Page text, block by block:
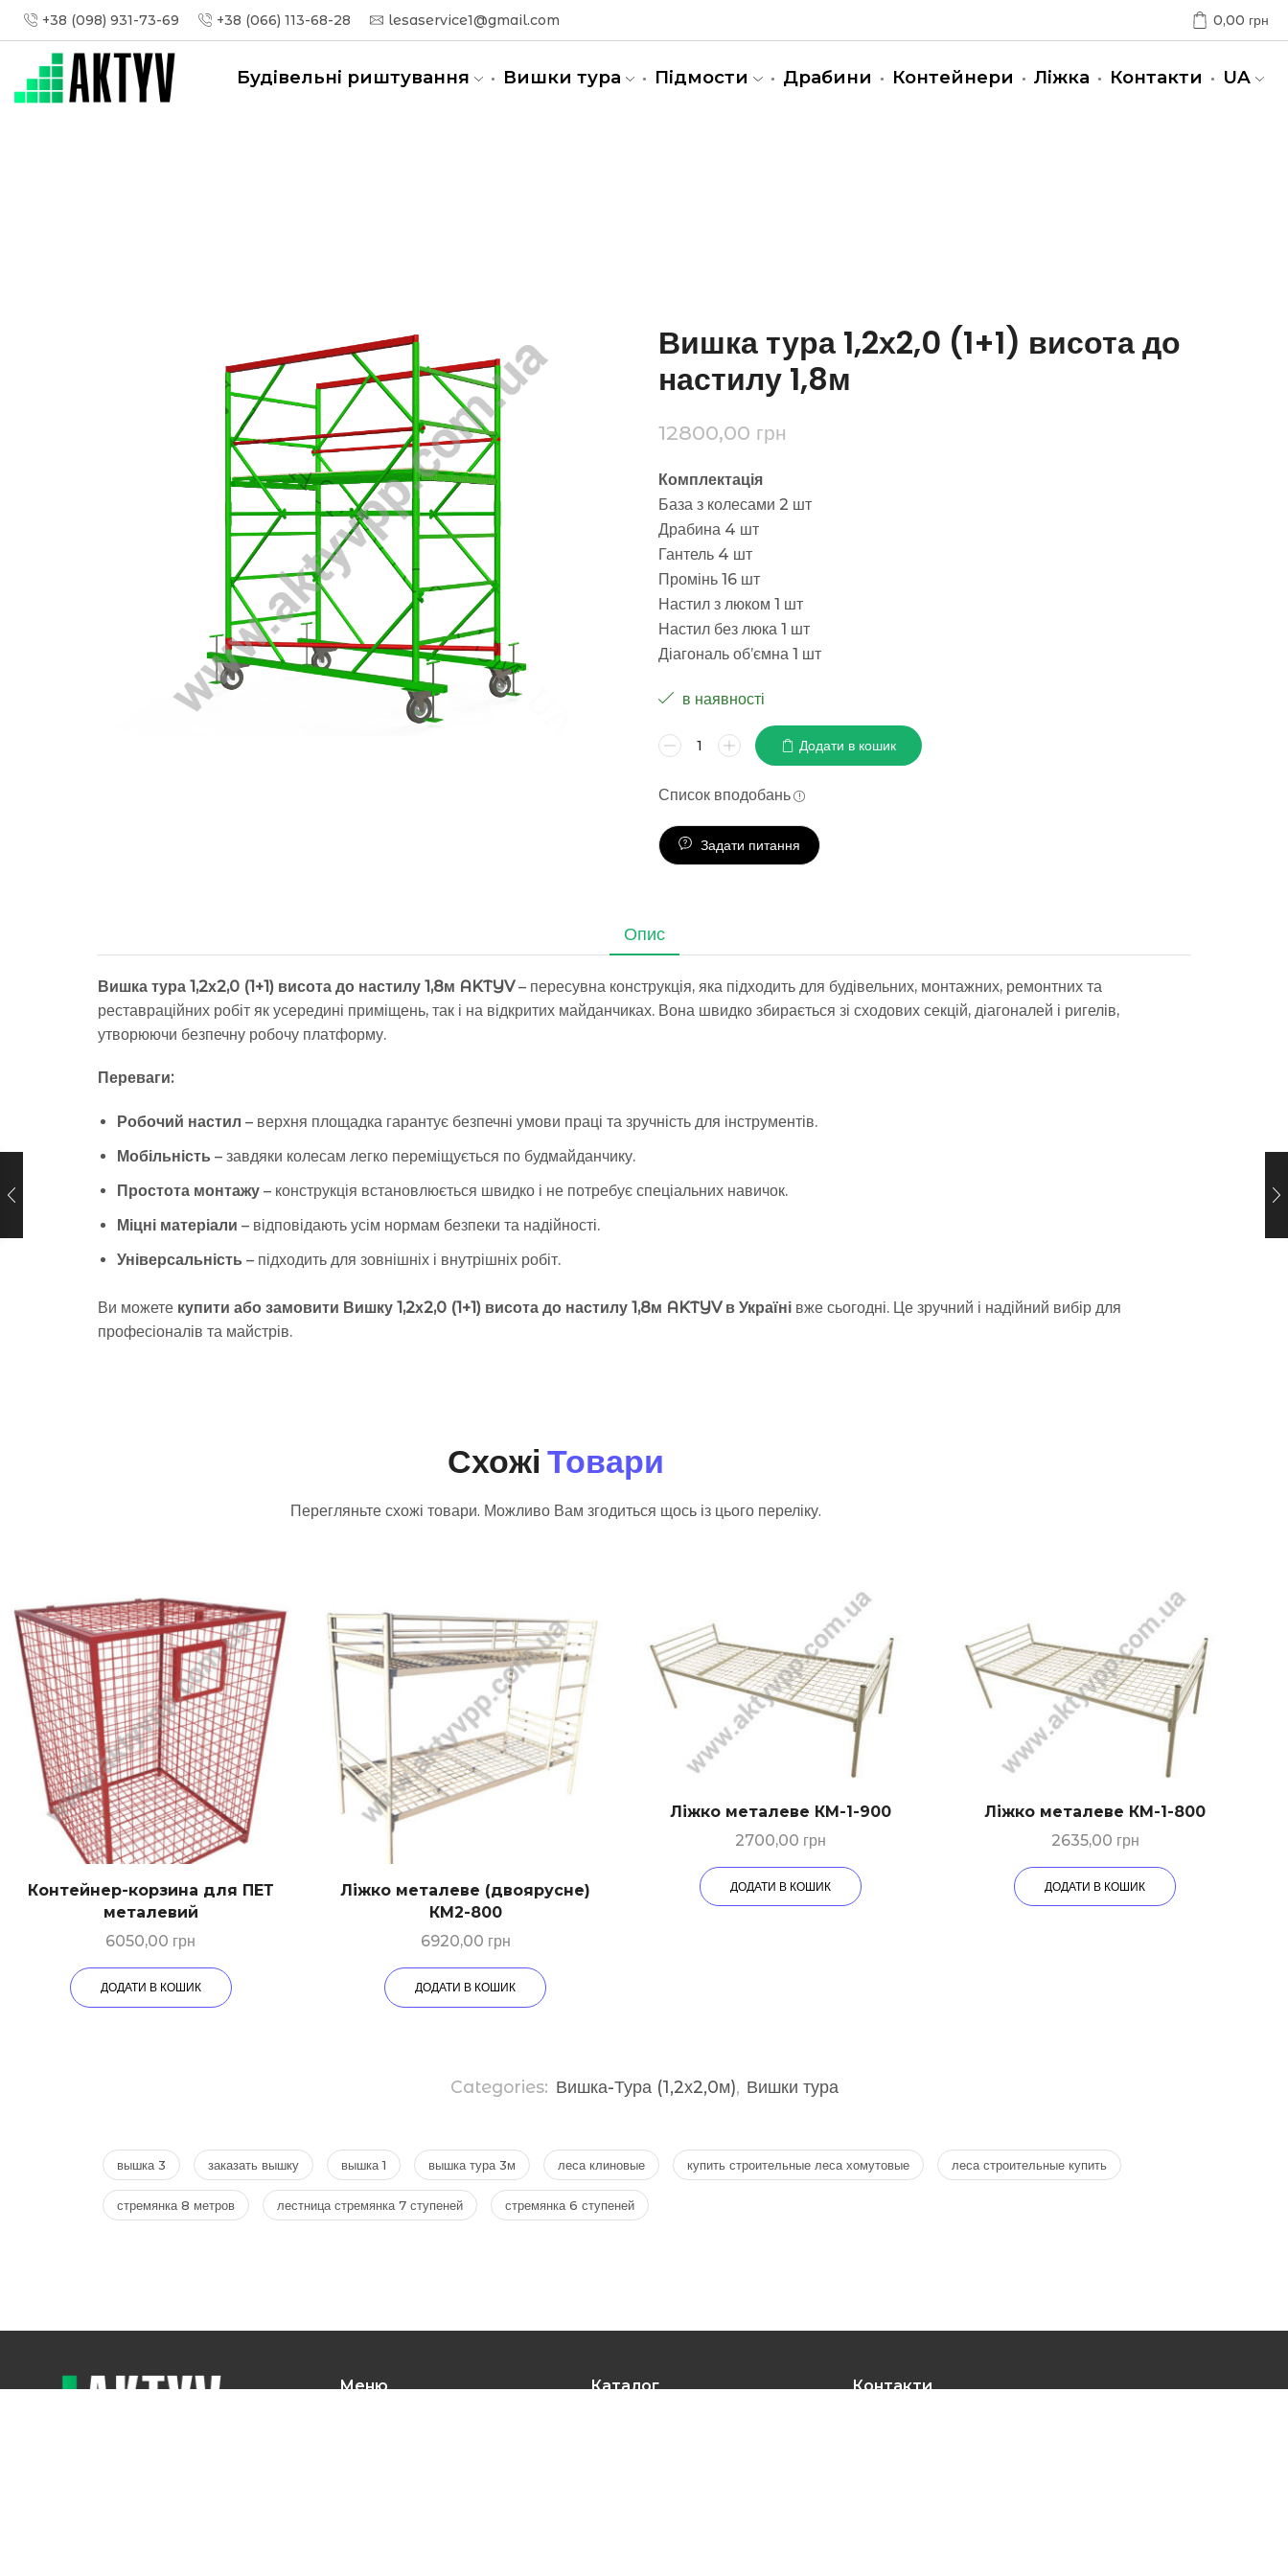
+38 (098) 931-73-69 +38 (066) 113-68-28 lesaservice1@gmail.com 0,00 грн
Будівельні риштування Вишки тура Підмости Драбини Контейнери Ліжка Контакти UA
Вишка тура 1,2х2,0 (1+1) висота до
настилу 1,8м
12800,00 грн
Комплектація
База з колесами 2 шт
Драбина 4 шт
Гантель 4 шт
Промінь 16 шт
Настил з люком 1 шт
Настил без люка 1 шт
Діагональ об’ємна 1 шт
в наявності
Додати в кошик
Список вподобань
Задати питання
Опис
Вишка тура 1,2х2,0 (1+1) висота до настилу 1,8м AKTYV– пересувна конструкція, яка підходить для будівельних, монтажних, ремонтних та
реставраційних робіт як усередині приміщень, так і на відкритих майданчиках. Вона швидко збирається зі сходових секцій, діагоналей і ригелів,
утворюючи безпечну робочу платформу.
Переваги:
Робочий настил – верхня площадка гарантує безпечні умови праці та зручність для інструментів.
Мобільність – завдяки колесам легко переміщується по будмайданчику.
Простота монтажу – конструкція встановлюється швидко і не потребує спеціальних навичок.
Міцні матеріали – відповідають усім нормам безпеки та надійності.
Універсальність – підходить для зовнішніх і внутрішніх робіт.
Ви можете купити або замовити Вишку 1,2х2,0 (1+1) висота до настилу 1,8м AKTYV в Україні вже сьогодні. Це зручний і надійний вибір для
професіоналів та майстрів.
СхожіТовари
Перегляньте схожі товари. Можливо Вам згодиться щось із цього переліку.
Контейнер-корзина для ПЕТ
металевий
6050,00 грн
ДОДАТИ В КОШИК
Ліжко металеве (двоярусне)
КМ2-800
6920,00 грн
ДОДАТИ В КОШИК
Ліжко металеве КМ-1-900
2700,00 грн
ДОДАТИ В КОШИК
Ліжко металеве КМ-1-800
2635,00 грн
ДОДАТИ В КОШИК
Categories: Вишка-Тура (1,2х2,0м), Вишки тура
вышка 3 заказать вышку вышка 1 вышка тура 3м леса клиновые купить строительные леса хомутовые леса строительные купить
стремянка 8 метров лестница стремянка 7 ступеней стремянка 6 ступеней
Меню
Каталог
Контакти